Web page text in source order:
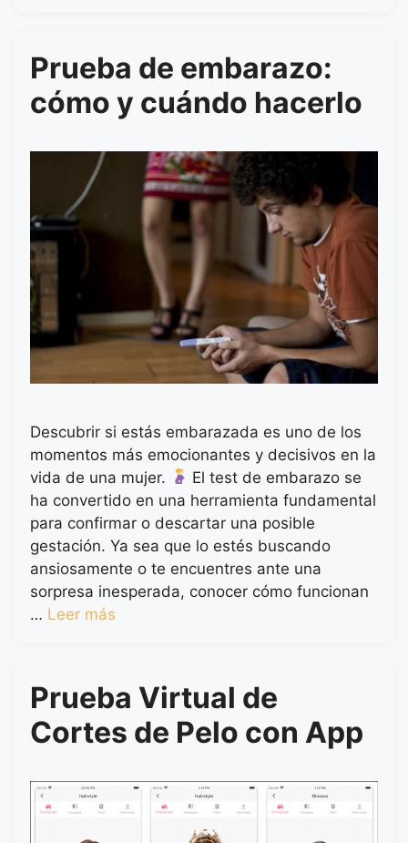
Prueba de embarazo:
cómo y cuándo hacerlo
Descubrir si estás embarazada es uno de los
momentos más emocionantes y decisivos en la
vida de una mujer.
El test de embarazo se
ha convertido en una herramienta fundamental
para confirmar o descartar una posible
gestación. Ya sea que lo estés buscando
ansiosamente o te encuentres ante una
sorpresa inesperada, conocer cómo funcionan
… Leer más
Prueba Virtual de
Cortes de Pelo con App